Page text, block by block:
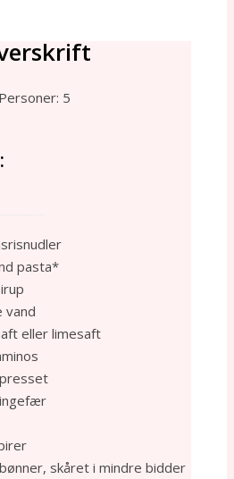
Personer: 5
pasta*
vand
eller limesaft
skåret i mindre bidder